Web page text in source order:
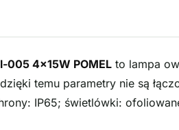
005 4x15W POMELto lampa
temu parametry nie są
IP65; świetlówki: